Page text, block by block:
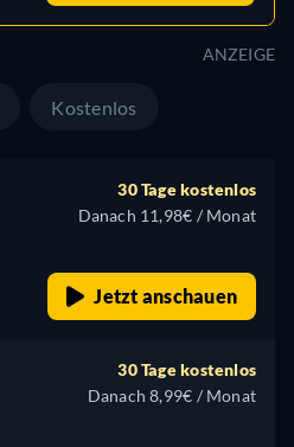
ANZEIGE
Kostenlos
30 Tage kostenlos
Danach 11,98€ / Monat
Jetzt anschauen
30 Tage kostenlos
Danach 8,99€ / Monat